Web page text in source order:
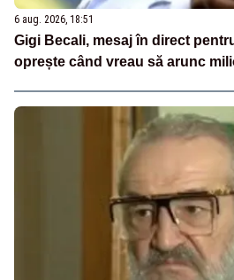
6 aug. 2026, 18:51
Gigi Becali, mesaj în direct
oprește când vreau să arunc